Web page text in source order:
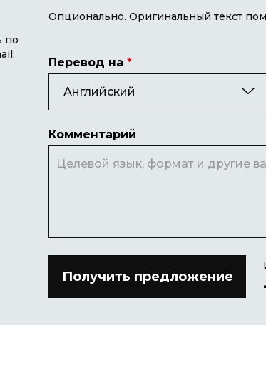
по
Опционально. Оригинальный текст
Перевод на*
Английский
Комментарий